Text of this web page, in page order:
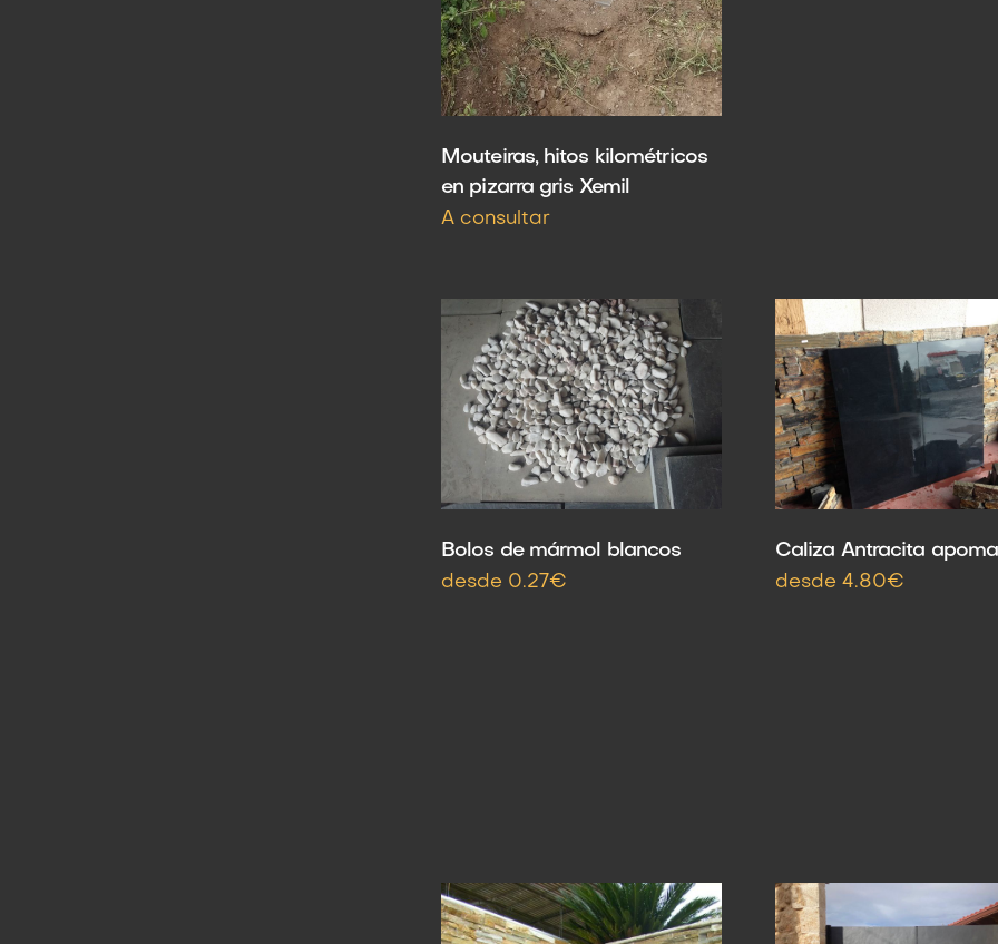
Mouteiras, hitos kilométricos
en pizarra gris Xemil
A consultar
Bolos de mármol blancos
desde 0.27€
Caliza Antracita
desde 4.80€